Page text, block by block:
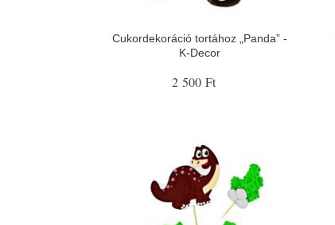
Cukordekoráció tortához „Panda” -
K-Decor
2 500 Ft